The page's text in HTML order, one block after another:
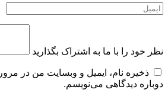
نظر خود را با ما به اشتراک بگذارید
ذخیره نام، ایمیل و وبسایت من در
دوباره دیدگاهی می‌نویسم.